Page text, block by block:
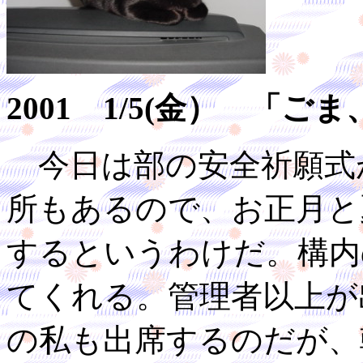
2001 1/5(金） 「ごま
今日は部の安全祈願式
所もあるので、お正月
するというわけだ。構
てくれる。管理者以上
の私も出席するのだが